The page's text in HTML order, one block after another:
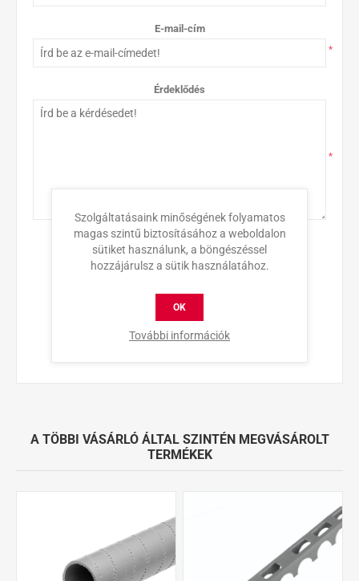
E-mail-cím
*
Érdeklődés
*
KÜLDÉS
A TÖBBI VÁSÁRLÓ ÁLTAL SZINTÉN MEGVÁSÁROLT
TERMÉKEK
Szolgáltatásaink minőségének folyamatos
magas szintű biztosításához a weboldalon
sütiket használunk, a böngészéssel
hozzájárulsz a sütik használatához.
OK
További információk